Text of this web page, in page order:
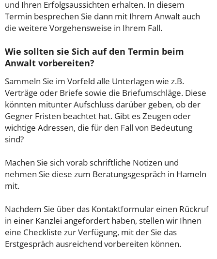
und Ihren Erfolgsaussichten erhalten. In diesem
Termin besprechen Sie dann mit Ihrem Anwalt auch
die weitere Vorgehensweise in Ihrem Fall.
Wie sollten sie Sich auf den Termin beim
Anwalt vorbereiten?
Sammeln Sie im Vorfeld alle Unterlagen wie z.B.
Verträge oder Briefe sowie die Briefumschläge. Diese
könnten mitunter Aufschluss darüber geben, ob der
Gegner Fristen beachtet hat. Gibt es Zeugen oder
wichtige Adressen, die für den Fall von Bedeutung
sind?
Machen Sie sich vorab schriftliche Notizen und
nehmen Sie diese zum Beratungsgespräch in Hameln
mit.
Nachdem Sie über das Kontaktformular einen Rückruf
in einer Kanzlei angefordert haben, stellen wir Ihnen
eine Checkliste zur Verfügung, mit der Sie das
Erstgespräch ausreichend vorbereiten können.